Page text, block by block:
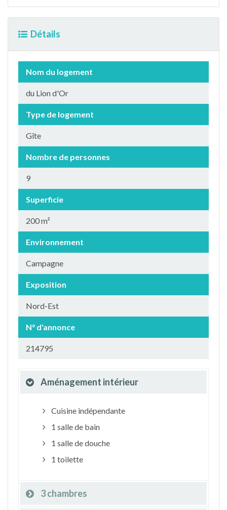
Détails
Nom du logement
du Lion d'Or
Type de logement
Gîte
Nombre de personnes
9
Superficie
200 m²
Environnement
Campagne
Exposition
Nord-Est
N° d'annonce
214795
Aménagement intérieur
Cuisine indépendante
1 salle de bain
1 salle de douche
1 toilette
3 chambres